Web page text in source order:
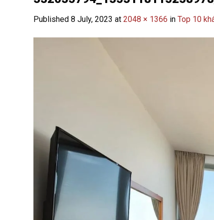
Published 8 July, 2023 at 2048 × 1366 in Top 10